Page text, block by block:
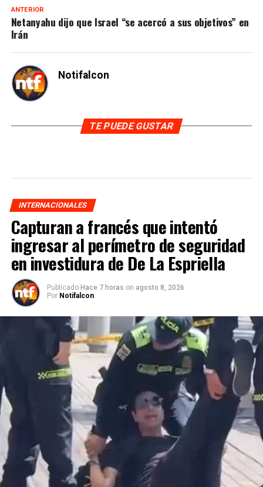
ANTERIOR
Netanyahu dijo que Israel “se acercó a sus objetivos” en
Irán
Notifalcon
TE PUEDE GUSTAR
INTERNACIONALES
Capturan a francés que intentó
ingresar al perímetro de seguridad
en investidura de De La Espriella
Publicado Hace 7 horas on agosto 8, 2026
Por Notifalcon